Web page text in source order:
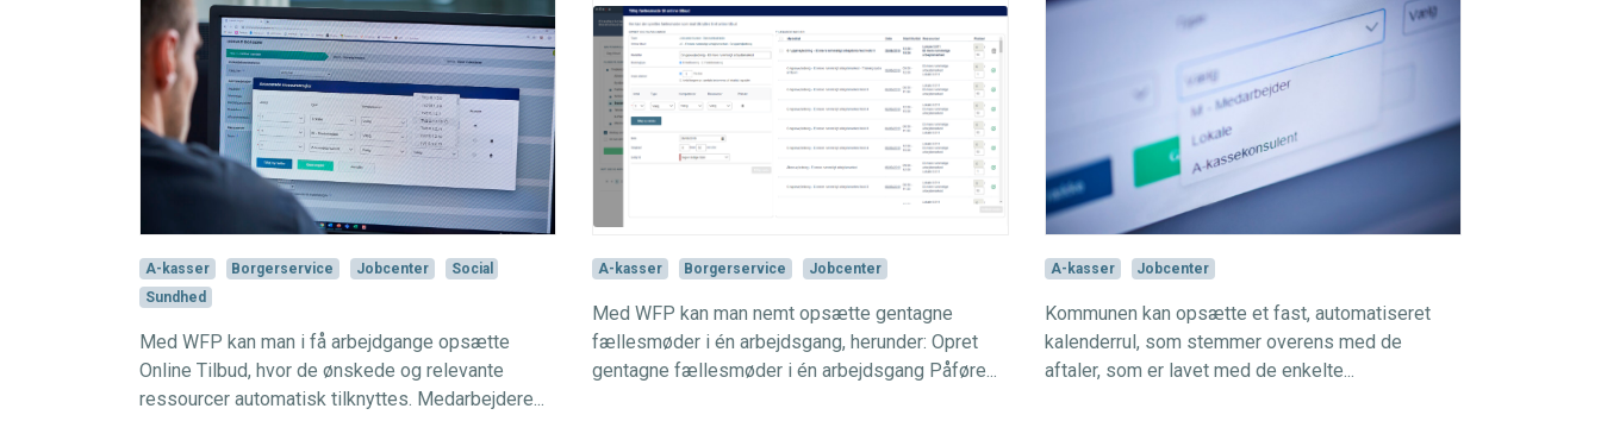
A-kasser Borgerservice Jobcenter
Social
Sundhed
Med WFP kan man i få arbejdgange opsætte
Online Tilbud, hvor de ønskede og relevante
ressourcer automatisk tilknyttes. Medarbejdere...
A-kasser Borgerservice Jobcenter
Med WFP kan man nemt opsætte gentagne
fællesmøder i én arbejdsgang, herunder: Opret
gentagne fællesmøder i én arbejdsgang Påføre...
A-kasser Jobcenter
Kommunen kan opsætte et fast, automatiseret
kalenderrul, som stemmer overens med de
aftaler, som er lavet med de enkelte...